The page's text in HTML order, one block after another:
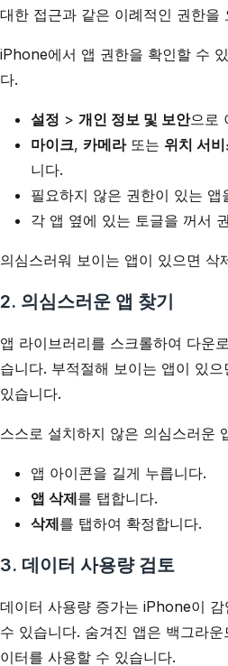
대한 접근과 같은 이례적인 권한을
iPhone에서 앱 권한을 확인할 수
다.
설정 > 개인 정보 및 보안으로
마이크, 카메라또는 위치 서
니다.
필요하지 않은 권한이 있는 앱
각 앱 옆에 있는 토글을 꺼서
의심스러워 보이는 앱이 있으면 삭
2. 의심스러운 앱 찾기
앱 라이브러리를 스크롤하여 다운
습니다. 부적절해 보이는 앱이 있
있습니다.
스스로 설치하지 않은 의심스러운
앱 아이콘을 길게 누릅니다.
앱 삭제를 탭합니다.
삭제를 탭하여 확정합니다.
3. 데이터 사용량 검토
데이터 사용량 증가는 iPhone이
수 있습니다. 숨겨진 앱은 백그라
이터를 사용할 수 있습니다.